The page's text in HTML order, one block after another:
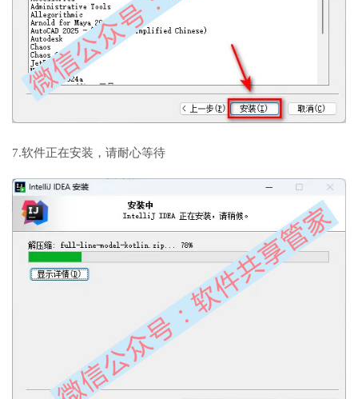
7.软件正在安装，请耐心等待